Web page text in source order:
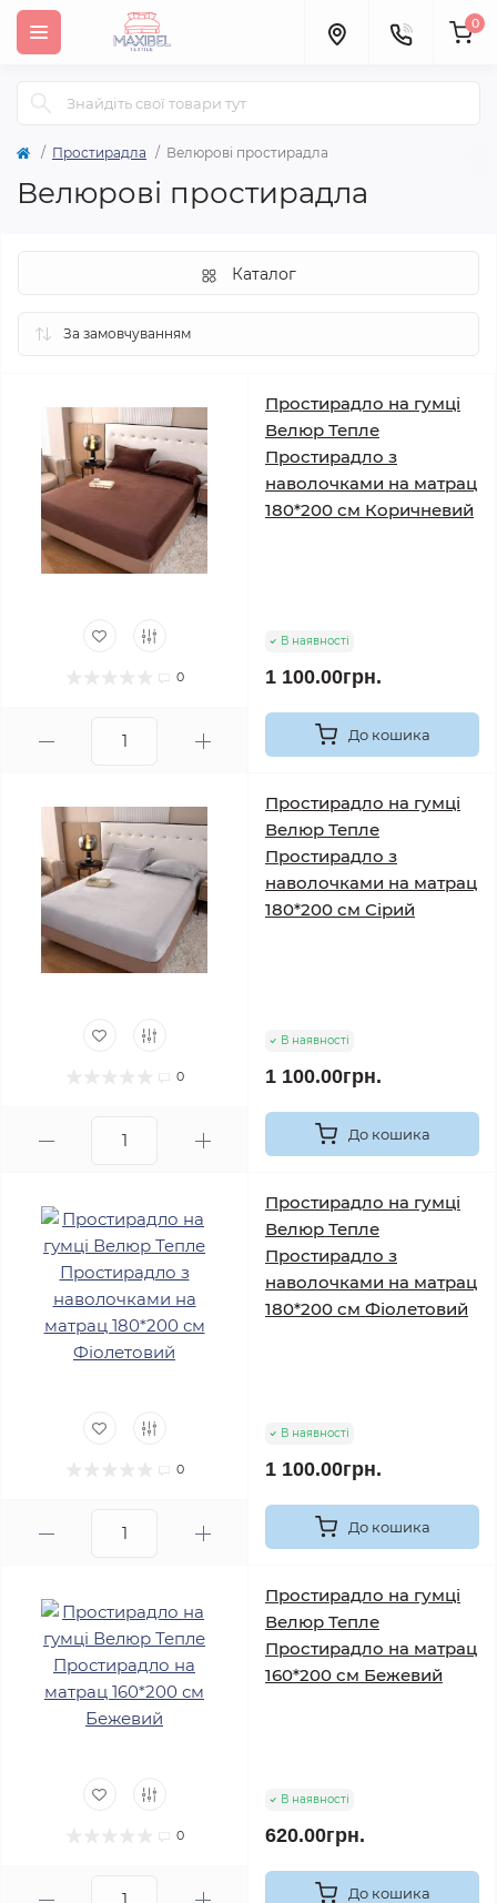
0
Простирадла Велюрові простирадла
Велюрові простирадла
Каталог
0
Простирадло на гумці
Велюр Тепле
Простирадло з
наволочками на матрац
180*200 см Коричневий
В наявності
1 100.00грн.
До кошика
0
Простирадло на гумці
Велюр Тепле
Простирадло з
наволочками на матрац
180*200 см Сірий
В наявності
1 100.00грн.
До кошика
0
Простирадло на гумці
Велюр Тепле
Простирадло з
наволочками на матрац
180*200 см Фіолетовий
В наявності
1 100.00грн.
До кошика
0
Простирадло на гумці
Велюр Тепле
Простирадло на матрац
160*200 см Бежевий
В наявності
620.00грн.
До кошика